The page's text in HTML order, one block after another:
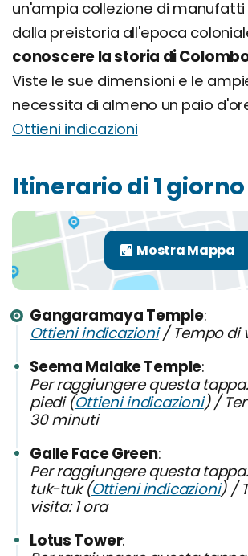
un'ampia collezione di
dalla preistoria all'epoca
conoscere la storia di
Viste le sue dimensioni e le
necessita di almeno un paio
Ottieni indicazioni
Itinerario di 1 giorno
Gangaramaya Temple
Ottieni indicazioni/ Tempo di
Seema Malake Temple
Per raggiungere questa
piedi (Ottieni indicazioni) /
30 minuti
Galle Face Green
Per raggiungere questa
tuk-tuk (Ottieni indicazioni) /
visita: 1 ora
Lotus Tower